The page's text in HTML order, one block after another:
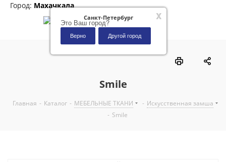
x
Санкт-Петербург
Это Ваш город?
Верно Другой город
Город: Махачкала
Smile
Главная - Каталог - МЕБЕЛЬНЫЕ ТКАНИ - Искусственная замша
- Smile